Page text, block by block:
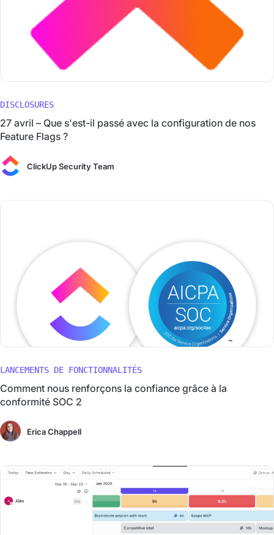
DISCLOSURES
27 avril – Que s'est-il passé avec la configuration de nos
Feature Flags ?
ClickUp Security Team
LANCEMENTS DE FONCTIONNALITÉS
Comment nous renforçons la confiance grâce à la
conformité SOC 2
Erica Chappell